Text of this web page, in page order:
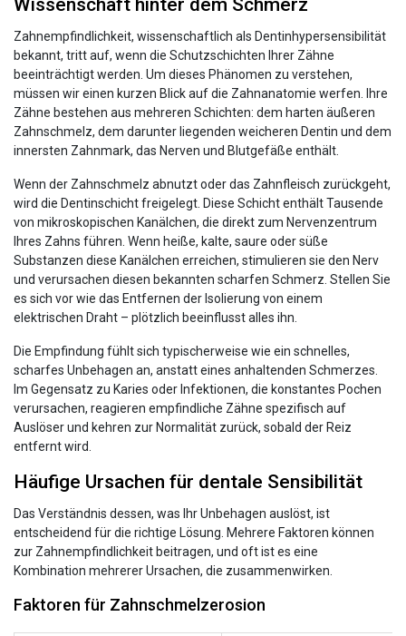
Zahnempfindlichkeit, wissenschaftlich als Dentinhypersensibilität
bekannt, tritt auf, wenn die Schutzschichten Ihrer Zähne
beeinträchtigt werden. Um dieses Phänomen zu verstehen,
müssen wir einen kurzen Blick auf die Zahnanatomie werfen. Ihre
Zähne bestehen aus mehreren Schichten: dem harten äußeren
Zahnschmelz, dem darunter liegenden weicheren Dentin und dem
innersten Zahnmark, das Nerven und Blutgefäße enthält.
Wenn der Zahnschmelz abnutzt oder das Zahnfleisch zurückgeht,
wird die Dentinschicht freigelegt. Diese Schicht enthält Tausende
von mikroskopischen Kanälchen, die direkt zum Nervenzentrum
Ihres Zahns führen. Wenn heiße, kalte, saure oder süße
Substanzen diese Kanälchen erreichen, stimulieren sie den Nerv
und verursachen diesen bekannten scharfen Schmerz. Stellen Sie
es sich vor wie das Entfernen der Isolierung von einem
elektrischen Draht – plötzlich beeinflusst alles ihn.
Die Empfindung fühlt sich typischerweise wie ein schnelles,
scharfes Unbehagen an, anstatt eines anhaltenden Schmerzes.
Im Gegensatz zu Karies oder Infektionen, die konstantes Pochen
verursachen, reagieren empfindliche Zähne spezifisch auf
Auslöser und kehren zur Normalität zurück, sobald der Reiz
entfernt wird.
Häufige Ursachen für dentale Sensibilität
Das Verständnis dessen, was Ihr Unbehagen auslöst, ist
entscheidend für die richtige Lösung. Mehrere Faktoren können
zur Zahnempfindlichkeit beitragen, und oft ist es eine
Kombination mehrerer Ursachen, die zusammenwirken.
Faktoren für Zahnschmelzerosion